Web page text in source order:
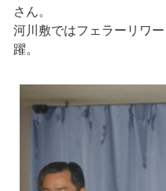
さん。
河川敷ではフェラーリワ
躍。